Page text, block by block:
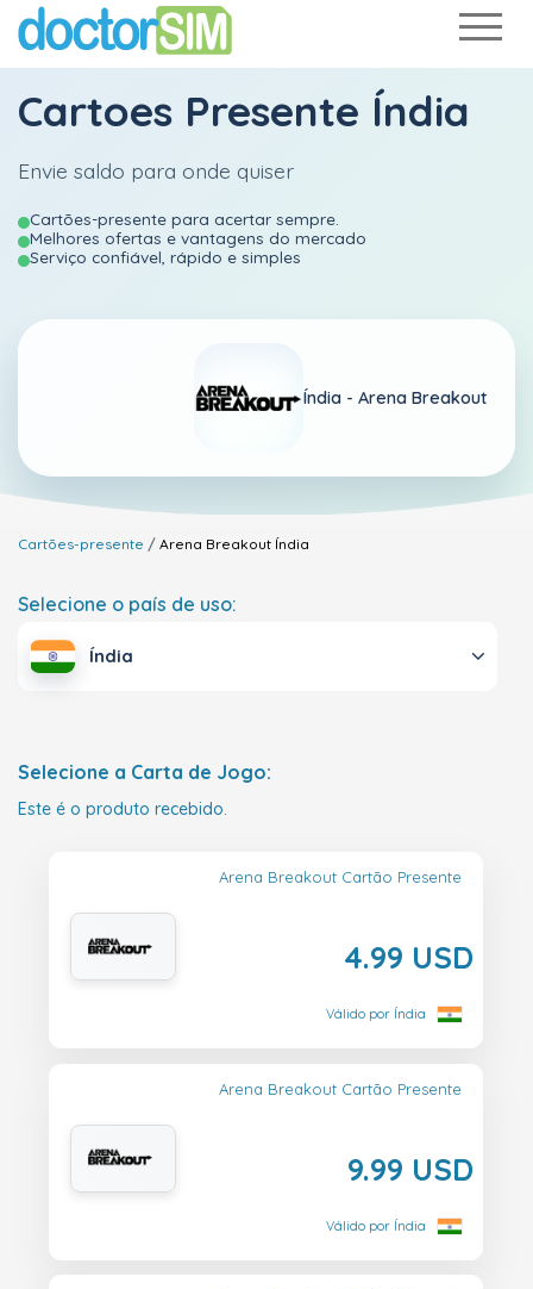
Cartoes Presente Índia
Envie saldo para onde quiser
Cartões-presente para acertar sempre.
Melhores ofertas e vantagens do mercado
Serviço confiável, rápido e simples
Índia - Arena Breakout
Cartões-presente Arena Breakout Índia
Selecione o país de uso:
Índia
Selecione a Carta de Jogo:
Este é o produto recebido.
Arena Breakout Cartão Presente
4.99 USD
Válido por Índia
Arena Breakout Cartão Presente
9.99 USD
Válido por Índia